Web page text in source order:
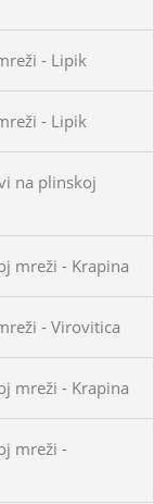
- Lipik
- Lipik
na plinskoj
mreži - Krapina
- Virovitica
mreži - Krapina
mreži -